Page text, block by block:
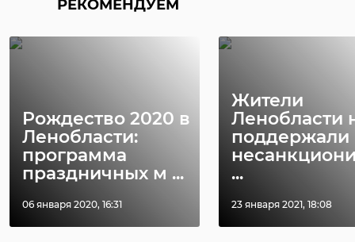
РЕКОМЕНДУЕМ
Рождество 2020 в
Ленобласти:
программа
праздничных м ...
06 января 2020, 16:31
Жители
Ленобласти
поддержали
...
23 января 2021, 18:08